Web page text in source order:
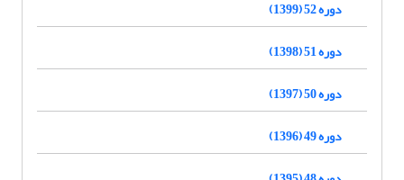
دوره 52 (1399)
دوره 51 (1398)
دوره 50 (1397)
دوره 49 (1396)